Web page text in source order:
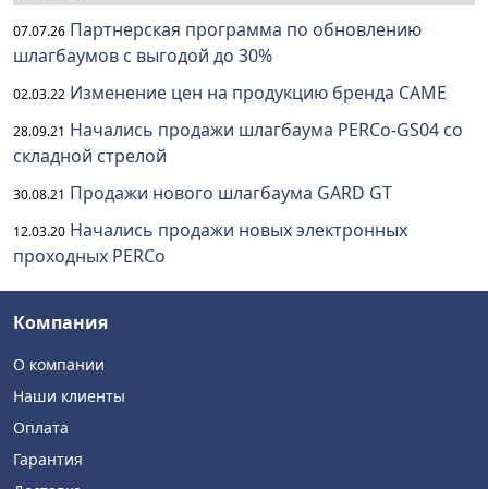
07.07.26 Партнерская программа по обновлению
шлагбаумов с выгодой до 30%
02.03.22 Изменение цен на продукцию бренда CAME
28.09.21 Начались продажи шлагбаума PERCo-GS04 со
складной стрелой
30.08.21 Продажи нового шлагбаума GARD GT
12.03.20 Начались продажи новых электронных
проходных PERCo
Компания
О компании
Наши клиенты
Оплата
Гарантия